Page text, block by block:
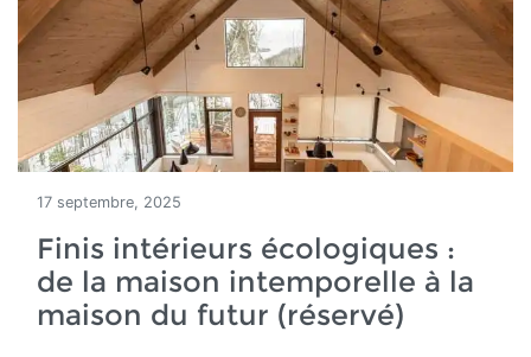
17 septembre, 2025
Finis intérieurs écologiques :
de la maison intemporelle à la
maison du futur (réservé)